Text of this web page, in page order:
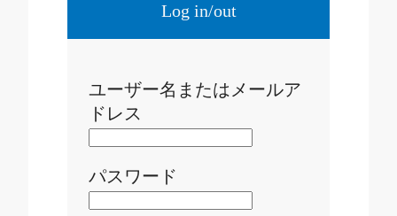
Log in/out
ユーザー名またはメールア
ドレス
パスワード